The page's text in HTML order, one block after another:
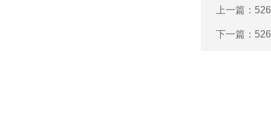
上一篇：
下一篇：